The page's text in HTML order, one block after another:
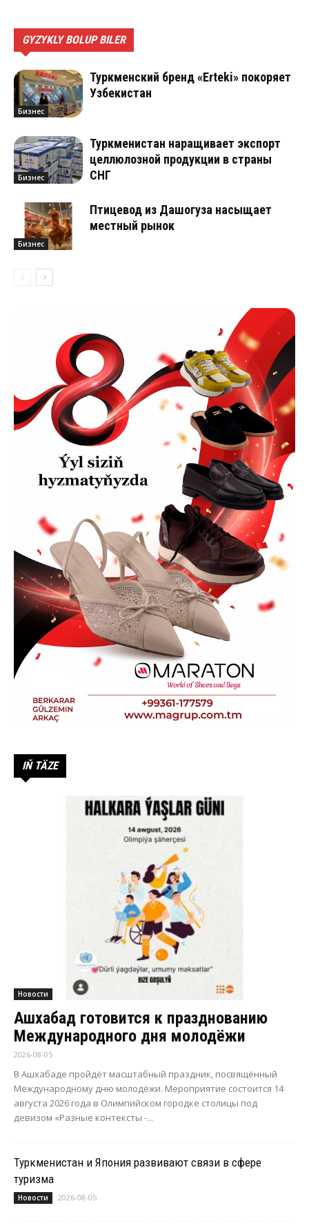
GYZYKLY BOLUP BILER
Бизнес
Туркменский бренд «Erteki» покоряет
Узбекистан
Бизнес
Туркменистан наращивает экспорт
целлюлозной продукции в страны
СНГ
Бизнес
Птицевод из Дашогуза насыщает
местный рынок
IŇ TÄZE
Новости
Ашхабад готовится к празднованию
Международного дня молодёжи
2026-08-05
В Ашхабаде пройдёт масштабный праздник, посвящённый
Международному дню молодёжи. Мероприятие состоится 14
августа 2026 года в Олимпийском городке столицы под
девизом «Разные контексты -...
Туркменистан и Япония развивают связи в сфере
туризма
Новости 2026-08-05